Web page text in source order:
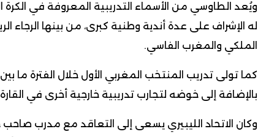
ويُعد الطاوسي من الأسماء التدريبية المعروفة في الكرة
له الإشراف على عدة أندية وطنية كبرى، من بينها الرجاء
الملكي والمغرب الفاسي.
بالإضافة إلى خوضه لتجارب تدريبية خارجية أخرى في القارة
وكان الاتحاد الليبيري يسعى إلى التعاقد مع مدرب صاحب